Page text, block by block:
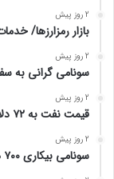
2 روز پیش
بازار رمزارزها/
2 روز پیش
سونامی گرانی به
2 روز پیش
قیمت نفت به ۷۲ دلار و ۵۱ سنت رسید
2 روز پیش
سونامی بیکاری ۷۰۰ هزار نفری در پی ناترازی برق صنایع